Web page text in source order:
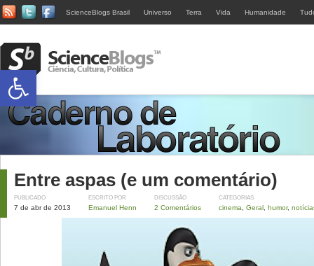
ScienceBlogs Brasil Universo Terra Vida Humanidade
Entre aspas (e um comentário)
PUBLICADO
7 de abr de 2013
ESCRITO POR
Emanuel Henn
DISCUSSÃO
2 Comentários
CATEGORIAS
cinema Geral humor,
Abrir a barra de ferramentas